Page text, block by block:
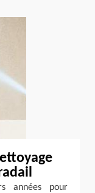
années pour